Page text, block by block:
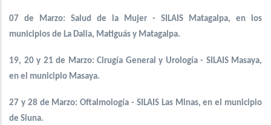
07 de Marzo: Salud de la Mujer - SILAIS Matagalpa, en los
municipios de La Dalia, Matiguás y Matagalpa.
19, 20 y 21 de Marzo: Cirugía General y Urología - SILAIS Masaya,
en el municipio Masaya.
27 y 28 de Marzo: Oftalmología - SILAIS Las Minas, en el municipio
de Siuna.